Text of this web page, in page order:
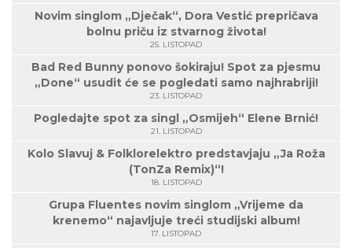
Novim singlom „Dječak“, Dora Vestić prepričava
bolnu priču iz stvarnog života!
25. LISTOPAD
Bad Red Bunny ponovo šokiraju! Spot za pjesmu
„Done“ usudit će se pogledati samo najhrabriji!
23. LISTOPAD
Pogledajte spot za singl „Osmijeh“ Elene Brnić!
21. LISTOPAD
Kolo Slavuj & Folklorelektro predstavjaju „Ja Roža
(TonZa Remix)“!
18. LISTOPAD
Grupa Fluentes novim singlom „Vrijeme da
krenemo“ najavljuje treći studijski album!
17. LISTOPAD